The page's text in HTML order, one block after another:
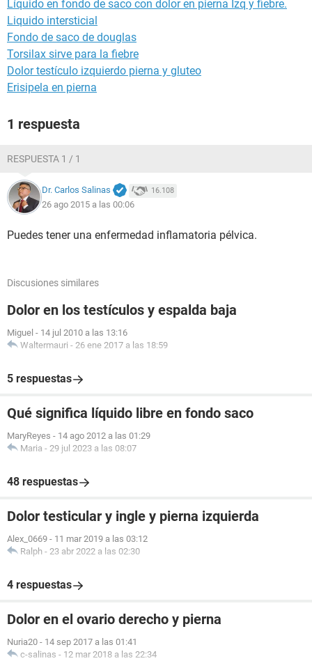
Líquido en fondo de saco con dolor en pierna Izq y fiebre.
Liquido intersticial
Fondo de saco de douglas
Torsilax sirve para la fiebre
Dolor testículo izquierdo pierna y gluteo
Erisipela en pierna
1 respuesta
RESPUESTA 1 / 1
Dr. Carlos Salinas 16.108
26 ago 2015 a las 00:06
Puedes tener una enfermedad inflamatoria pélvica.
Discusiones similares
Dolor en los testículos y espalda baja
Miguel - 14 jul 2010 a las 13:16
Waltermauri - 26 ene 2017 a las 18:59
5 respuestas
Qué significa líquido libre en fondo saco
MaryReyes - 14 ago 2012 a las 01:29
Maria - 29 jul 2023 a las 08:07
48 respuestas
Dolor testicular y ingle y pierna izquierda
Alex_0669 - 11 mar 2019 a las 03:12
Ralph - 23 abr 2022 a las 02:30
4 respuestas
Dolor en el ovario derecho y pierna
Nuria20 - 14 sep 2017 a las 01:41
c-salinas - 12 mar 2018 a las 22:34